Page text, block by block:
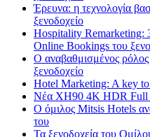
Έρευνα: η τεχνολογία
ξενοδοχείο
Hospitality Remarketing:
Online Bookings του
Ο αναβαθμισμένος
ξενοδοχείο
Hotel Marketing: A key to
Νέα XH90 4K HDR Full
Ο όμιλος Mitsis Hotels
του
Τα ξενοδοχεία του